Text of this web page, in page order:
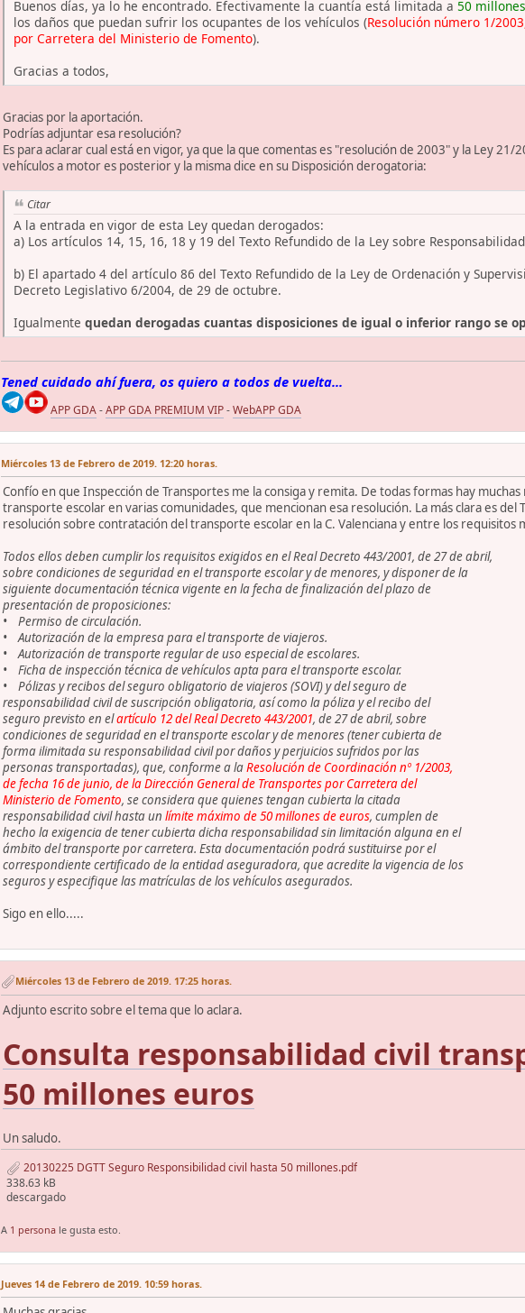
Buenos días, ya lo he encontrado. Efectivamente la cuantía está limitada a 50
los daños que puedan sufrir los ocupantes de los vehículos (Resolución número 1/
por Carretera del Ministerio de Fomento).
Gracias a todos,
Gracias por la aportación.
Podrías adjuntar esa resolución?
Es para aclarar cual está en vigor, ya que la que comentas es "resolución de 2003" y la Ley
vehículos a motor es posterior y la misma dice en su Disposición derogatoria:
Citar
A la entrada en vigor de esta Ley quedan derogados:
a) Los artículos 14, 15, 16, 18 y 19 del Texto Refundido de la Ley sobre
b) El apartado 4 del artículo 86 del Texto Refundido de la Ley de Ordenación y
Decreto Legislativo 6/2004, de 29 de octubre.
Igualmente quedan derogadas cuantas disposiciones de igual o inferior rango se
Tened cuidado ahí fuera, os quiero a todos de vuelta...
APP GDA-APP GDA PREMIUM VIP-WebAPP GDA
Miércoles 13 de Febrero de 2019. 12:20 horas.
Confío en que Inspección de Transportes me la consiga y remita. De todas formas hay
transporte escolar en varias comunidades, que mencionan esa resolución. La más clara es
resolución sobre contratación del transporte escolar en la C. Valenciana y entre los requisitos
Todos ellos deben cumplir los requisitos exigidos en el Real Decreto 443/2001, de 27 de abril,
sobre condiciones de seguridad en el transporte escolar y de menores, y disponer de la
siguiente documentación técnica vigente en la fecha de finalización del plazo de
presentación de proposiciones:
• Permiso de circulación.
• Autorización de la empresa para el transporte de viajeros.
• Autorización de transporte regular de uso especial de escolares.
• Ficha de inspección técnica de vehículos apta para el transporte escolar.
• Pólizas y recibos del seguro obligatorio de viajeros (SOVI) y del seguro de
responsabilidad civil de suscripción obligatoria, así como la póliza y el recibo del
seguro previsto en elartículo 12 del Real Decreto 443/2001, de 27 de abril, sobre
condiciones de seguridad en el transporte escolar y de menores (tener cubierta de
forma ilimitada su responsabilidad civil por daños y perjuicios sufridos por las
personas transportadas), que, conforme a laResolución de Coordinación nº 1/2003,
de fecha 16 de junio, de la Dirección General de Transportes por Carretera del
Ministerio de Fomento, se considera que quienes tengan cubierta la citada
responsabilidad civil hasta un límite máximo de 50 millones de euros, cumplen de
hecho la exigencia de tener cubierta dicha responsabilidad sin limitación alguna en el
ámbito del transporte por carretera. Esta documentación podrá sustituirse por el
correspondiente certificado de la entidad aseguradora, que acredite la vigencia de los
seguros y especifique las matrículas de los vehículos asegurados.
Sigo en ello.....
Miércoles 13 de Febrero de 2019. 17:25 horas.
Adjunto escrito sobre el tema que lo aclara.
Consulta responsabilidad civil
50 millones euros
Un saludo.
20130225 DGTT Seguro Responsibilidad civil hasta 50 millones.pdf
338.63 kB
descargado
A 1 persona le gusta esto.
Jueves 14 de Febrero de 2019. 10:59 horas.